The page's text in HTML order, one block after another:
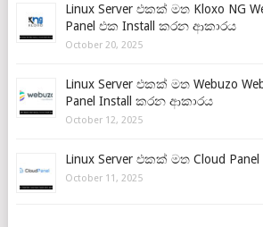
Linux Server එකක් මත Kloxo NG
Panel එක Install කරන ආකාරය
October 20, 2025
Linux Server එකක් මත Webuzo
Panel Install කරන ආකාරය
October 12, 2025
Linux Server එකක් මත Cloud
October 11, 2025